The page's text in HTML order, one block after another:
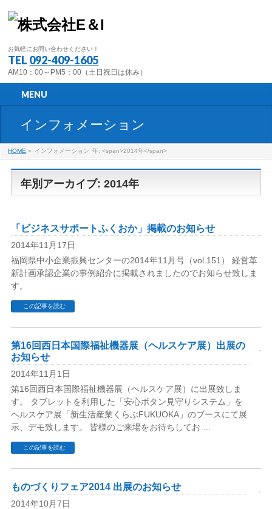
お気軽にお問い合わせください！
TEL 092-409-1605
AM10：00～PM5：00（土日祝日は休み）
MENU
インフォメーション
HOME » インフォメーション 年: <span>2014年</span>
年別アーカイブ: 2014年
「ビジネスサポートふくおか」掲載のお知らせ
2014年11月17日
福岡県中小企業振興センターの2014年11月号（vol.151） 経営革
新計画承認企業の事例紹介に掲載されましたのでお知らせ致しま
す。
この記事を読む
第16回西日本国際福祉機器展（ヘルスケア展）出展の
お知らせ
2014年11月1日
第16回西日本国際福祉機器展（ヘルスケア展）に出展致しま
す。 タブレットを利用した「安心ボタン見守りシステム」を
ヘルスケア展「新生活産業くらぶFUKUOKA」のブースにて展
示、デモ致します。 皆様のご来場をお待ちしてお …
この記事を読む
ものづくりフェア2014 出展のお知らせ
2014年10月7日